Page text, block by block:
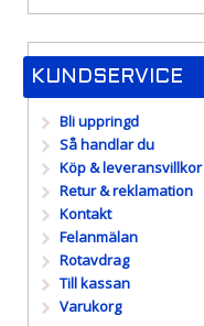
KUNDSERVICE
Bli uppringd
Så handlar du
Köp & leveransvillkor
Retur & reklamation
Kontakt
Felanmälan
Rotavdrag
Till kassan
Varukorg